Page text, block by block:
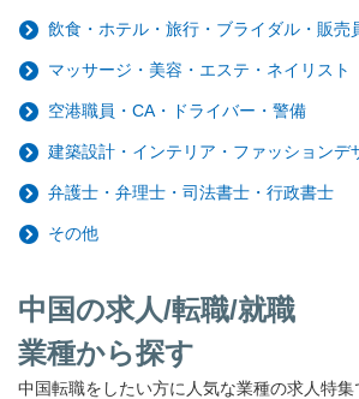
飲食・ホテル・旅行・ブライダル・販売
マッサージ・美容・エステ・ネイリスト
空港職員・CA・ドライバー・警備
建築設計・インテリア・ファッションデ
弁護士・弁理士・司法書士・行政書士
その他
中国の求人/転職/就職
業種から探す
中国転職をしたい方に人気な業種の求人特